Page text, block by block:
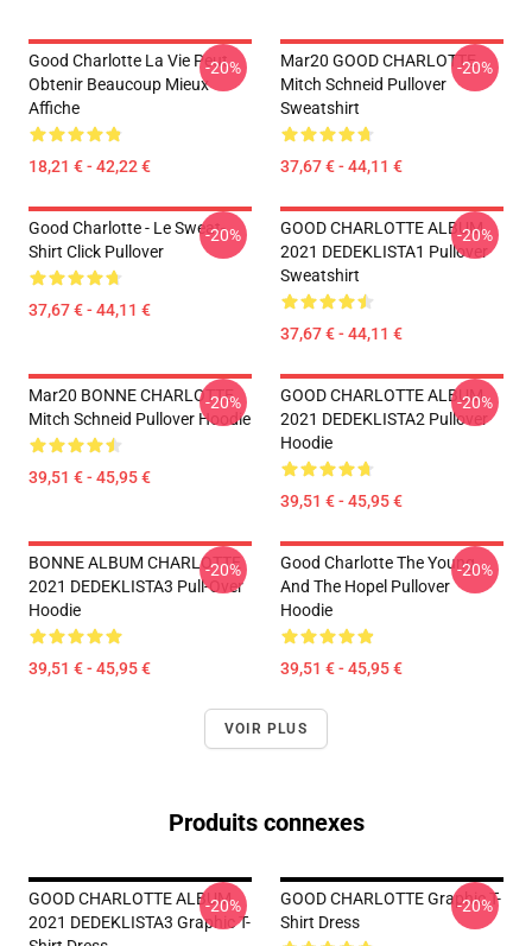
Good Charlotte La Vie Peut
Obtenir Beaucoup Mieux
Affiche
18,21 € - 42,22 €
-20%
Mar20 GOOD CHARLOTTE
Mitch Schneid Pullover
Sweatshirt
37,67 € - 44,11 €
-20%
Good Charlotte - Le Sweat-
Shirt Click Pullover
37,67 € - 44,11 €
-20%
GOOD CHARLOTTE ALBUM
2021 DEDEKLISTA1 Pullover
Sweatshirt
37,67 € - 44,11 €
-20%
Mar20 BONNE CHARLOTTE
Mitch Schneid Pullover Hoodie
39,51 € - 45,95 €
-20%
GOOD CHARLOTTE ALBUM
2021 DEDEKLISTA2 Pullover
Hoodie
39,51 € - 45,95 €
-20%
BONNE ALBUM CHARLOTTE
2021 DEDEKLISTA3 Pull-Over
Hoodie
39,51 € - 45,95 €
-20%
Good Charlotte The Young
And The Hopel Pullover
Hoodie
39,51 € - 45,95 €
-20%
VOIR PLUS
Produits connexes
GOOD CHARLOTTE ALBUM
2021 DEDEKLISTA3 Graphic T-
-20%
GOOD CHARLOTTE Graphic T-
Shirt Dress
-20%